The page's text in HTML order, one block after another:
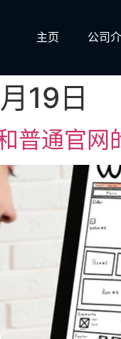
主页 公司
19日
普通官网